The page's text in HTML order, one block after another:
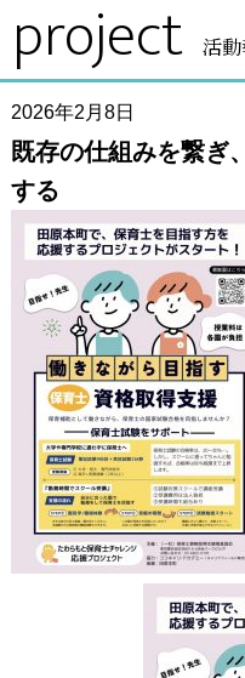
project 活
2026年2月8日
既存の仕組みを繋ぎ
する